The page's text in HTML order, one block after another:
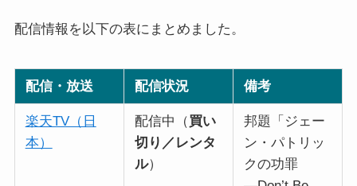
配信情報を以下の表にまとめました。
配信・放送 配信状況 備考
楽天TV（日
本）
配信中（買い
切り／レンタ
ル）
邦題「ジェー
ン・パトリッ
クの功罪